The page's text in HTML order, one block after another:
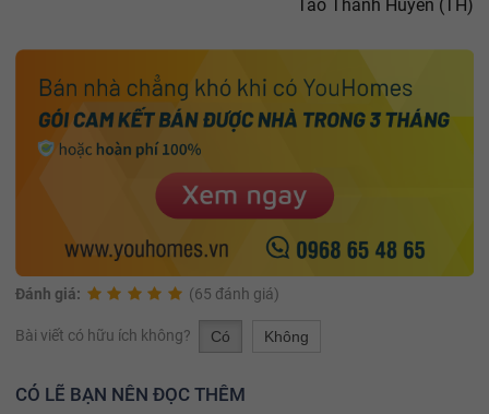
Tào Thanh Huyền (TH)
Đánh giá: (65 đánh giá)
Bài viết có hữu ích không? Có Không
CÓ LẼ BẠN NÊN ĐỌC THÊM